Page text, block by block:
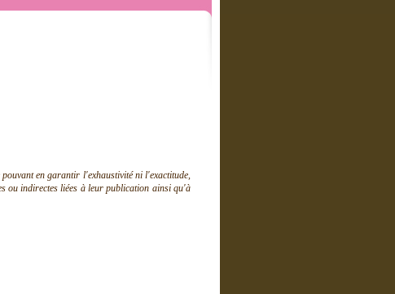
en garantir l'exhaustivité ni l'exactitude,
ou indirectes liées à leur publication ainsi qu'à